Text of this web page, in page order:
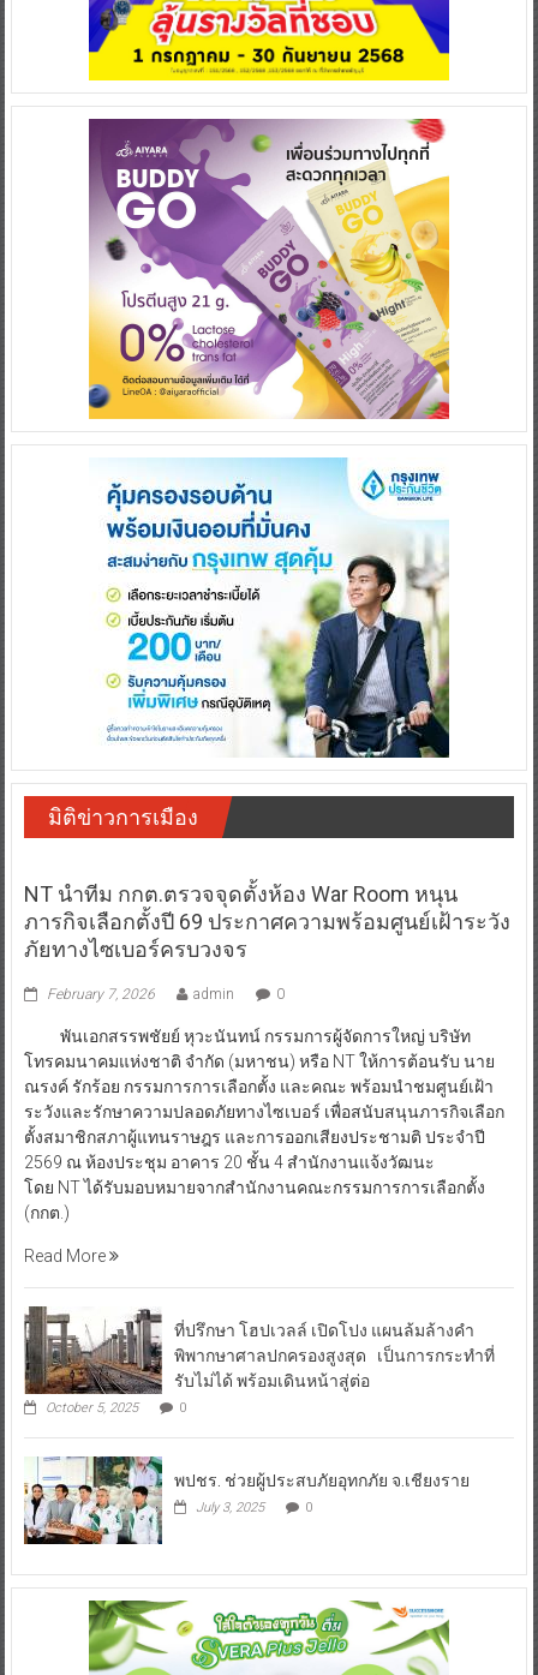
มิติข่าวการเมือง
NT นำทีม กกต.ตรวจจุดตั้งห้อง War Room หนุน
ภารกิจเลือกตั้งปี 69 ประกาศความพร้อมศูนย์เฝ้าระวัง
ภัยทางไซเบอร์ครบวงจร
February 7, 2026 admin 0
พันเอกสรรพชัยย์ หุวะนันทน์ กรรมการผู้จัดการใหญ่ บริษัท
โทรคมนาคมแห่งชาติ จำกัด (มหาชน) หรือ NT ให้การต้อนรับ นาย
ณรงค์ รักร้อย กรรมการการเลือกตั้ง และคณะ พร้อมนำชมศูนย์เฝ้า
ระวังและรักษาความปลอดภัยทางไซเบอร์ เพื่อสนับสนุนภารกิจเลือก
ตั้งสมาชิกสภาผู้แทนราษฎร และการออกเสียงประชามติ ประจำปี
2569 ณ ห้องประชุม อาคาร 20 ชั้น 4 สำนักงานแจ้งวัฒนะ
โดย NT ได้รับมอบหมายจากสำนักงานคณะกรรมการการเลือกตั้ง
(กกต.)
Read More
ที่ปรึกษา โฮปเวลล์ เปิดโปง แผนล้มล้างคำ
พิพากษาศาลปกครองสูงสุด เป็นการกระทำที่
รับไม่ได้ พร้อมเดินหน้าสู่ต่อ
October 5, 2025 0
พปชร. ช่วยผู้ประสบภัยอุทกภัย จ.เชียงราย
July 3, 2025 0